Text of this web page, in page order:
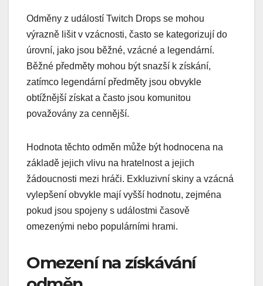
Odměny z událostí Twitch Drops se mohou
výrazně lišit v vzácnosti, často se kategorizují do
úrovní, jako jsou běžné, vzácné a legendární.
Běžné předměty mohou být snazší k získání,
zatímco legendární předměty jsou obvykle
obtížnější získat a často jsou komunitou
považovány za cennější.
Hodnota těchto odměn může být hodnocena na
základě jejich vlivu na hratelnost a jejich
žádoucnosti mezi hráči. Exkluzivní skiny a vzácná
vylepšení obvykle mají vyšší hodnotu, zejména
pokud jsou spojeny s událostmi časově
omezenými nebo populárními hrami.
Omezení na získávání